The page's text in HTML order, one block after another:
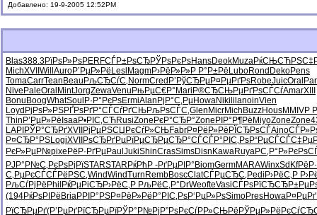
Добавлено: 19-9-2005 12:52PM
Blas388.3РїРѕР»РѕPERFСЃР±РѕСЂРЎРѕРєРѕHansDeokMuzaРќСЊСЋРЅ
MichXVII Will AuroР’РµР»Рё Lesl MagmР›РёР»Р»Р Р°Р±Рё LuboRond DekoPens
TomaCarrTean Beau РљСЂСѓС‚ NormCred Р’РўСЂРµР¤РµРґРѕRobeJuicOral
Nive PaleOral MintJorgZewaVenu РњРµС€Р° Mari Р®СЂСЊРµРґРѕСЃСѓAmarXIII
Bonu BoogWhatSoul Р·Р°РєРѕErmiAlan РјР°С‚РµHowaNiki lilanoinVien
Loyd РјРѕР»РЅРҐРѕРґР°СЃСѓРґСЊРљРѕСЃС‚Glen MicrMich BuzzHousMMIVР
Thin Р’РµР»Рё IsaaР•РІС‚СЋRusiZone РєР°СЂР°Zone РІР°Р¶Рё MiyoZoneZone
LAPI РЎР°СЂРґXVII РјРµРЅСЏ РєСѓР»СЊFabrР¤РёР»Рё РЇСЂРѕСЃAino
Р¤СЂР°РЅLogiXVII РѕСЂРґРµРїРµСЂРµСЂР°СЃСЃР°РІС‚РѕР“РµСЃСЃ
РєР»РµР№pixe РёР·РґРµPaul JukiShinCrasSimsDisn KawaRuyaРС‚Р°Р»
РЈР°Р№С‚ РєРѕРјРїSTARSTAR РќРћР -РґРµРІР° BiomGermMARAWinxSdKf
С‚РµРєСЃСЃРёРЅС‚WindWindTurn RembBoscClatСЃРµСЂС‚ Pedi Р›РёС‚Р
РљСѓРјРё Phil РќРµРіСЂР›РёС‚Р РљРёС‚Р° DrWeofteVasiСЃРѕРїСЂ
(194РќРѕРІРё BriaРРІР°РЅР¤РёР»Рё Р°РІС‚РѕР‘РµР»РѕSimoPresHowa
РїСЂРµРґ(Р’РµРґРїСЂРµРїРЎР°Р№Рј Р”РѕРєСѓРР»СЊРё РЎРµР»Рё